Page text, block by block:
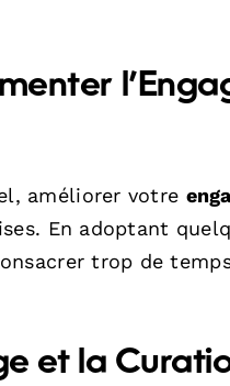
améliorer votre
En adoptant
trop de
et la